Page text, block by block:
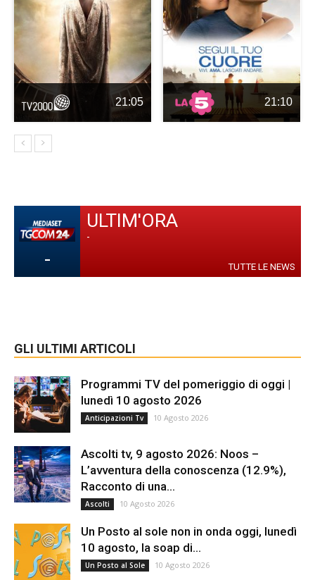
21:05 21:10
-
ULTIM'ORA
-
TUTTE LE NEWS
GLI ULTIMI ARTICOLI
Programmi TV del pomeriggio di oggi |
lunedì 10 agosto 2026
Anticipazioni Tv 10 Agosto 2026
Ascolti tv, 9 agosto 2026: Noos –
L’avventura della conoscenza (12.9%),
Racconto di una...
Ascolti 10 Agosto 2026
Un Posto al sole non in onda oggi, lunedì
10 agosto, la soap di...
Un Posto al Sole 10 Agosto 2026